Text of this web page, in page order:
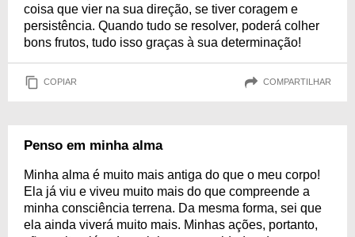
coisa que vier na sua direção, se tiver coragem e
persistência. Quando tudo se resolver, poderá colher
bons frutos, tudo isso graças à sua determinação!
COPIAR COMPARTILHAR
Penso em minha alma
Minha alma é muito mais antiga do que o meu corpo!
Ela já viu e viveu muito mais do que compreende a
minha consciência terrena. Da mesma forma, sei que
ela ainda viverá muito mais. Minhas ações, portanto,